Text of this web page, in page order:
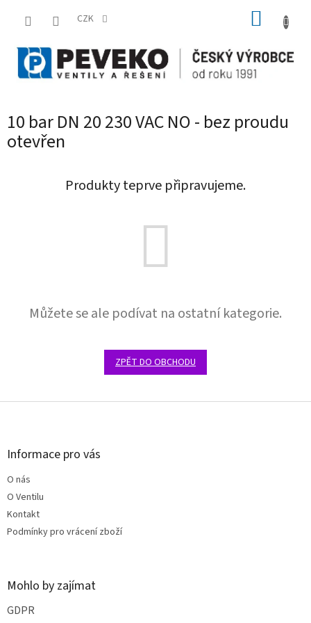
CZK
10 bar DN 20 230 VAC NO - bez proudu
otevřen
Produkty teprve připravujeme.
Můžete se ale podívat na ostatní kategorie.
ZPĚT DO OBCHODU
Z
Informace pro vás
O nás
O Ventilu
Kontakt
Podmínky pro vrácení zboží
Mohlo by zajímat
GDPR